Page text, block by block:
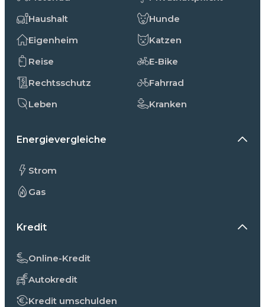
Haushalt
Eigenheim
Reise
Rechtsschutz
Leben
Hunde
Katzen
E-Bike
Fahrrad
Kranken
Energievergleiche
Strom
Gas
Kredit
Online-Kredit
Autokredit
Kredit umschulden